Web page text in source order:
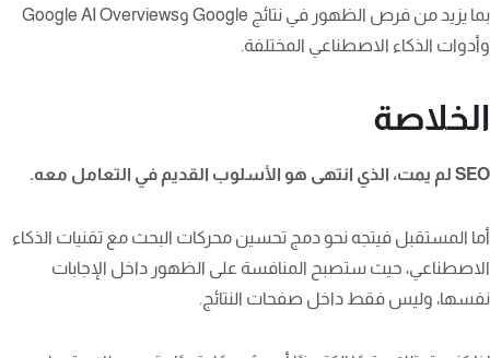
بما يزيد من فرص الظهور في نتائج Google وGoogle AI Overviews
وأدوات الذكاء الاصطناعي المختلفة.
الخلاصة
SEO لم يمت، الذي انتهى هو الأسلوب القديم في التعامل معه.
أما المستقبل فيتجه نحو دمج تحسين محركات البحث مع تقنيات الذكاء
الاصطناعي، حيث ستصبح المنافسة على الظهور داخل الإجابات
نفسها، وليس فقط داخل صفحات النتائج.